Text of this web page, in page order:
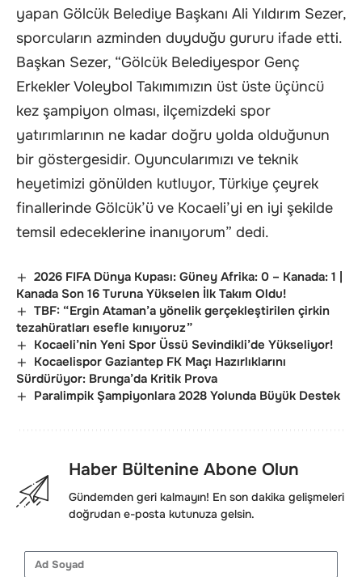
yapan Gölcük Belediye Başkanı Ali Yıldırım Sezer,
sporcuların azminden duyduğu gururu ifade etti.
Başkan Sezer, “Gölcük Belediyespor Genç
Erkekler Voleybol Takımımızın üst üste üçüncü
kez şampiyon olması, ilçemizdeki spor
yatırımlarının ne kadar doğru yolda olduğunun
bir göstergesidir. Oyuncularımızı ve teknik
heyetimizi gönülden kutluyor, Türkiye çeyrek
finallerinde Gölcük’ü ve Kocaeli’yi en iyi şekilde
temsil edeceklerine inanıyorum” dedi.
2026 FIFA Dünya Kupası: Güney Afrika: 0 – Kanada: 1 |
Kanada Son 16 Turuna Yükselen İlk Takım Oldu!
TBF: “Ergin Ataman’a yönelik gerçekleştirilen çirkin
tezahüratları esefle kınıyoruz”
Kocaeli’nin Yeni Spor Üssü Sevindikli’de Yükseliyor!
Kocaelispor Gaziantep FK Maçı Hazırlıklarını
Sürdürüyor: Brunga’da Kritik Prova
Paralimpik Şampiyonlara 2028 Yolunda Büyük Destek
Haber Bültenine Abone Olun
Gündemden geri kalmayın! En son dakika gelişmeleri
doğrudan e-posta kutunuza gelsin.